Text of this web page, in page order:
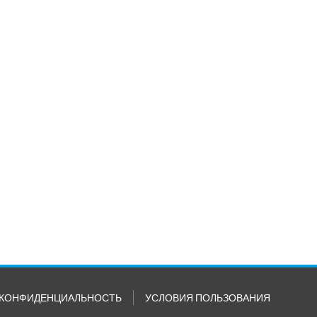
КОНФИДЕНЦИАЛЬНОСТЬ УСЛОВИЯ ПОЛЬЗОВАНИЯ